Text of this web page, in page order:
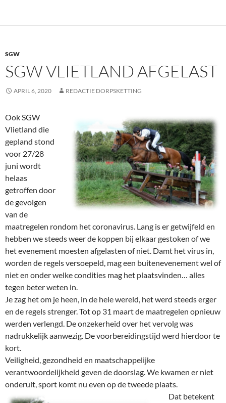
SGW
SGW VLIETLAND AFGELAST
APRIL 6, 2020 REDACTIE DORPSKETTING
Ook SGW
Vlietland die
gepland stond
voor 27/28
juni wordt
helaas
getroffen door
de gevolgen
van de
maatregelen rondom het coronavirus. Lang is er getwijfeld en
hebben we steeds weer de koppen bij elkaar gestoken of we
het evenement moesten afgelasten of niet. Damt het virus in,
worden de regels versoepeld, mag een buitenevenement wel of
niet en onder welke condities mag het plaatsvinden… alles
tegen beter weten in.
Je zag het om je heen, in de hele wereld, het werd steeds erger
en de regels strenger. Tot op 31 maart de maatregelen opnieuw
werden verlengd. De onzekerheid over het vervolg was
nadrukkelijk aanwezig. De voorbereidingstijd werd hierdoor te
kort.
Veiligheid, gezondheid en maatschappelijke
verantwoordelijkheid geven de doorslag. We kwamen er niet
onderuit, sport komt nu even op de tweede plaats.
Dat betekent